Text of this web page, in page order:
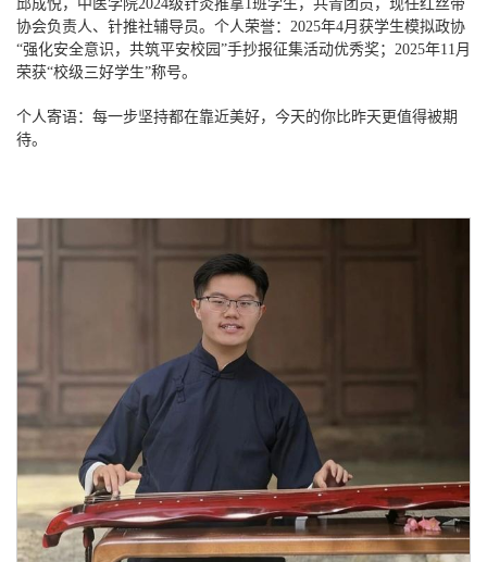
邱成悦，中医学院2024级针灸推拿1班学生，共青团员，现任红丝带
协会负责人、针推社辅导员。个人荣誉：2025年4月获学生模拟政协
“强化安全意识，共筑平安校园”手抄报征集活动优秀奖；2025年11月
荣获“校级三好学生”称号。
个人寄语：每一步坚持都在靠近美好，今天的你比昨天更值得被期
待。